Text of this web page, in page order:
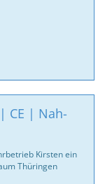
CE | Nah-
Kirsten ein
Thüringen